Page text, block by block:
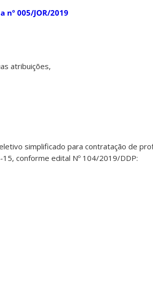
nº 005/JOR/2019
atribuições,
simplificado para contratação de
conforme edital Nº 104/2019/DDP: